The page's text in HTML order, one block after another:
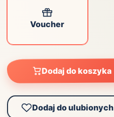
Voucher
Dodaj do koszyka
Dodaj do ulubionych